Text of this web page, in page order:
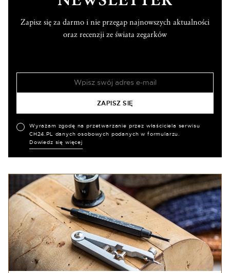
Zapisz się za darmo i nie przegap najnowszych aktualności
oraz recenzji ze świata zegarków
Wyrażam zgodę na przetwarzanie przez właściciela serwisu
CH24.PL danych osobowych podanych w formularzu.
Dowiedz się więcej